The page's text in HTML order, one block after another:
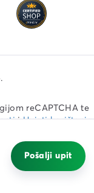
Pošalji upit
reCAPTCHA te
iUvjeti korištenja